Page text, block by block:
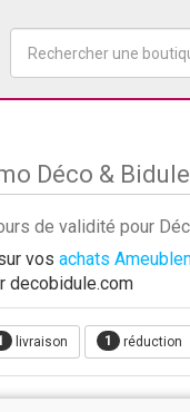
Déco & Bidule
de validité pour
vos achats
decobidule.com
livraison 1 réduction